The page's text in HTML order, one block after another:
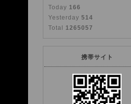
Today 166
Yesterday 514
Total 1265057
携帯サイト